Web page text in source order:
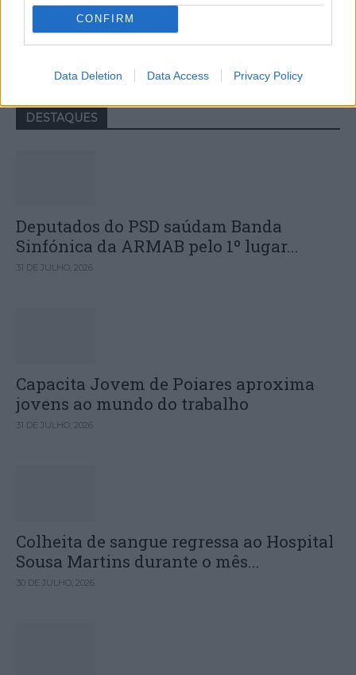
CONFIRM
Data Deletion Data Access Privacy Policy
Politécnico da Guarda dinamizou três
sessões científicas no Encontro
DESTAQUES
Deputados do PSD saúdam Banda
Sinfónica da ARMAB pelo 1º lugar...
31 DE JULHO, 2026
Capacita Jovem de Poiares aproxima
jovens ao mundo do trabalho
31 DE JULHO, 2026
Colheita de sangue regressa ao Hospital
Sousa Martins durante o mês...
30 DE JULHO, 2026